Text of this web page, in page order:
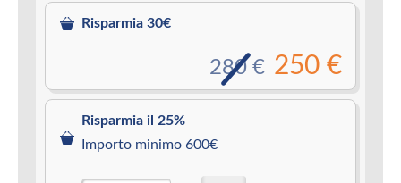
Risparmia 30€
250 €
280 €
Risparmia il 25%
Importo minimo 600€